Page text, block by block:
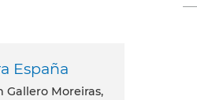
España
Gallero Moreiras,